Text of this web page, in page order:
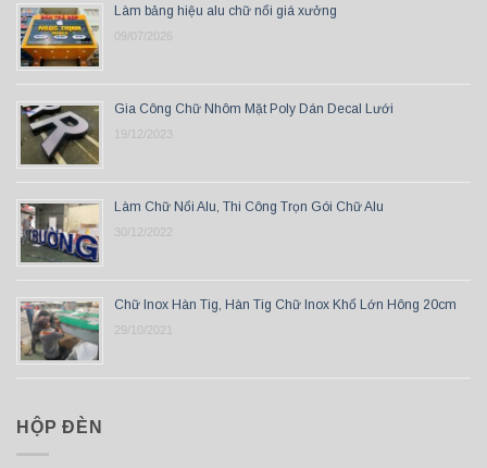
Làm bảng hiệu alu chữ nổi giá xưởng
09/07/2026
Gia Công Chữ Nhôm Mặt Poly Dán Decal Lưới
19/12/2023
Làm Chữ Nổi Alu, Thi Công Trọn Gói Chữ Alu
30/12/2022
Chữ Inox Hàn Tig, Hàn Tig Chữ Inox Khổ Lớn Hông 20cm
29/10/2021
HỘP ĐÈN